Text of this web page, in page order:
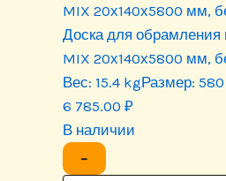
MIX 20х140х5800 мм,
Доска для обрамления
MIX 20х140х5800 мм,
Вес: 15.4 kgРазмер:
6 785.00 ₽
В наличии
−